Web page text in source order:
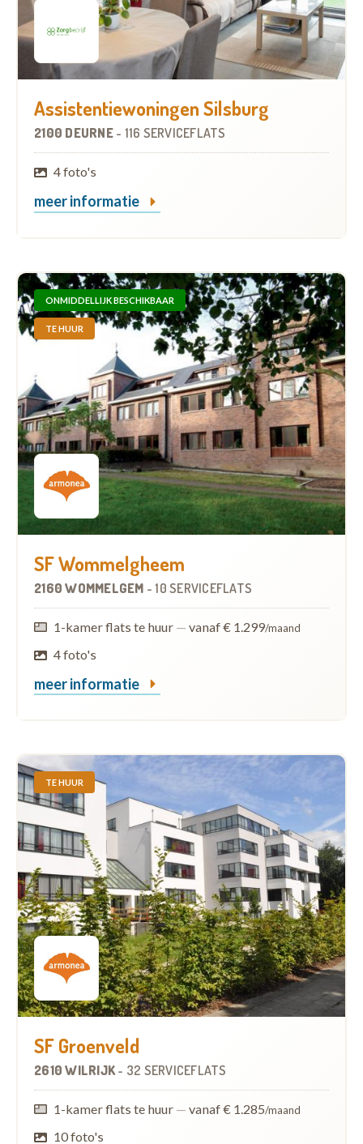
Assistentiewoningen Silsburg
2100 DEURNE - 116 SERVICEFLATS
4 foto's
meer informatie
ONMIDDELLIJK BESCHIKBAAR
TE HUUR
SF Wommelgheem
2160 WOMMELGEM -10 SERVICEFLATS
1-kamer flats te huur — vanaf € 1.299/maand
4 foto's
meer informatie
TE HUUR
SF Groenveld
2610 WILRIJK- 32 SERVICEFLATS
1-kamer flats te huur — vanaf € 1.285/maand
10 foto's